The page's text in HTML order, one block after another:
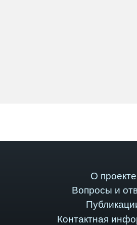
О проекте
Вопросы и
Контактная